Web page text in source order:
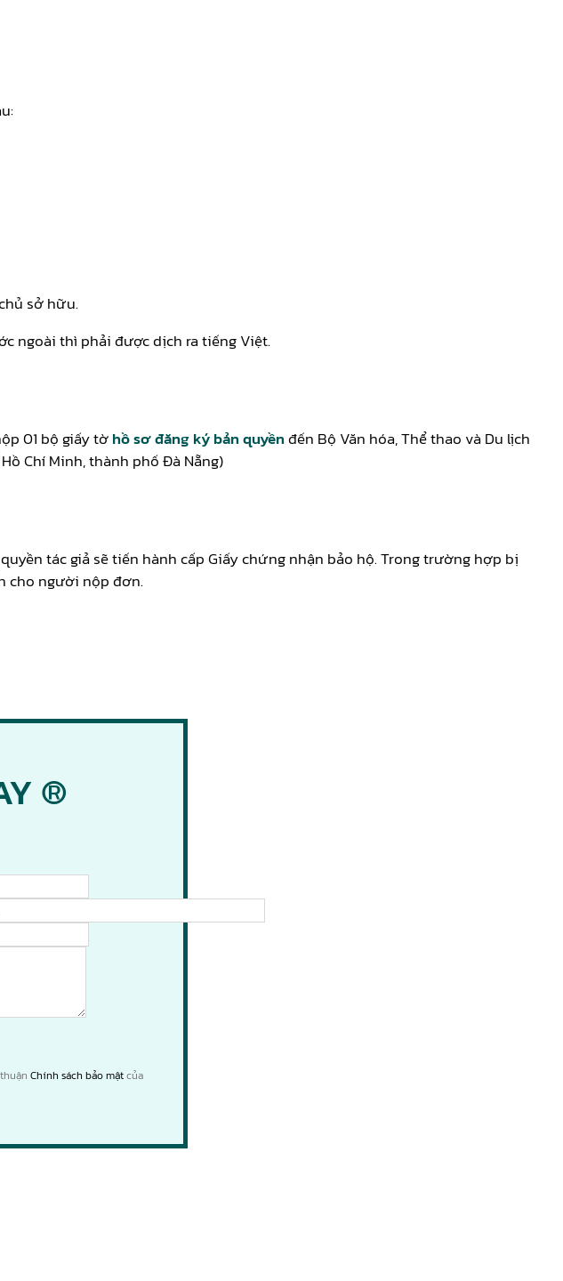
sở hữu.
ngoài thì phải được dịch ra tiếng Việt.
01 bộ giấy tờhồ sơ đăng ký bản quyềnđến Bộ Văn hóa, Thể thao và Du lịch
Chí Minh, thành phố Đà Nẵng)
tác giả sẽ tiến hành cấp Giấy chứng nhận bảo hộ. Trong trường hợp bị
cho người nộp đơn.
®
Chính sách bảo mậtcủa